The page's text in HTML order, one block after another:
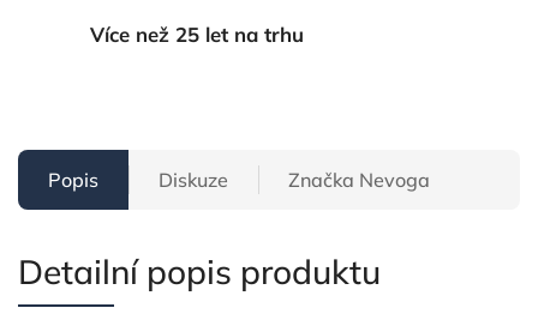
Více než 25 let na trhu
Popis Diskuze Značka Nevoga
Detailní popis produktu